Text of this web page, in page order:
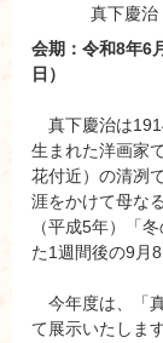
真下慶
会期：令和8年6
日）
真下慶治は
生まれた洋画家
花付近）の清冽
涯をかけて母な
（平成5年）「
た1週間後の9月
今年度は、「
て展示いたしま